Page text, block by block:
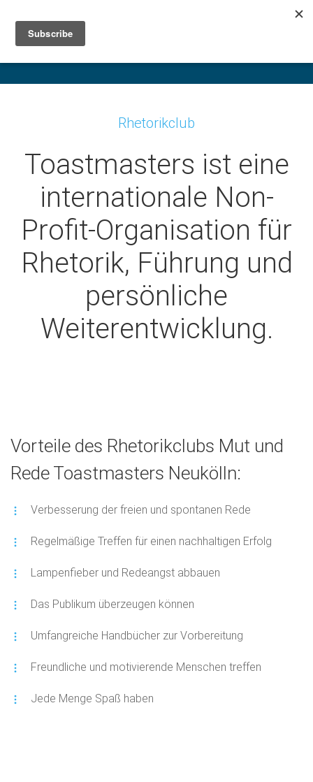
Rhetorikclub
Toastmasters ist eine
internationale Non-
Profit-Organisation für
Rhetorik, Führung und
persönliche
Weiterentwicklung.
Vorteile des Rhetorikclubs Mut und
Rede Toastmasters Neukölln:
Verbesserung der freien und spontanen Rede
Regelmäßige Treffen für einen nachhaltigen Erfolg
Lampenfieber und Redeangst abbauen
Das Publikum überzeugen können
Umfangreiche Handbücher zur Vorbereitung
Freundliche und motivierende Menschen treffen
Jede Menge Spaß haben